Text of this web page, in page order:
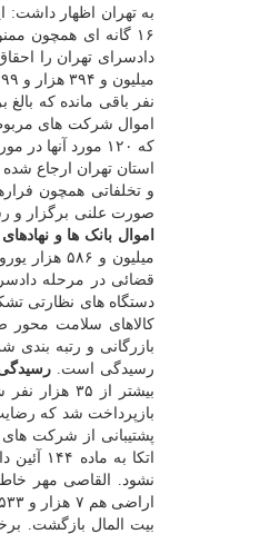
۱۶ گانه ای همچون
و تخلفاتی همچون
صورت علنی برگزار و
اموال بانک ها و
کالاهای سلامت محور
رسیدگی است. رسیدگی ویژه به
پشتیبانی از شرکت های
اتکا
نشود. القاصی مهر
بیت المال بازگشت.